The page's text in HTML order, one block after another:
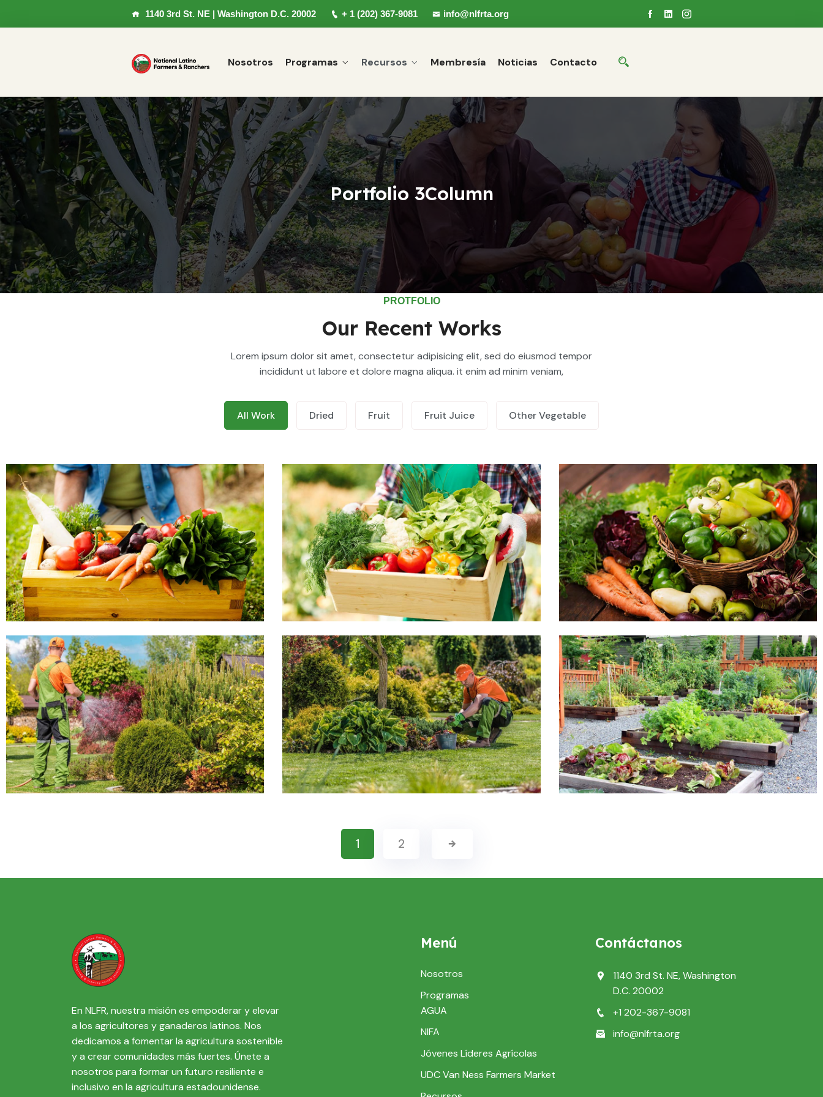
1140 3rd St. NE | Washington D.C. 20002 + 1 (202) 367-9081 info@nlfrta.org
Nosotros Programas Recursos Membresía Noticias Contacto
Portfolio 3Column
PROTFOLIO
Our Recent Works
Lorem ipsum dolor sit amet, consectetur adipisicing elit, sed do eiusmod tempor
incididunt ut labore et dolore magna aliqua. it enim ad minim veniam,
All Work Dried Fruit Fruit Juice Other Vegetable
Other Vegetable
Demo Media Title 4
Dried
Demo Media Title 5
Fruit
Demo Media Title 6
Dried
1 2
En NLFR, nuestra misión es empoderar y elevar
a los agricultores y ganaderos latinos. Nos
dedicamos a fomentar la agricultura sostenible
y a crear comunidades más fuertes. Únete a
nosotros para formar un futuro resiliente e
inclusivo en la agricultura estadounidense.
Menú
Nosotros
Programas
AGUA
NIFA
Jóvenes Líderes Agrícolas
UDC Van Ness Farmers Market
Contáctanos
1140 3rd St. NE, Washington
D.C. 20002
+1 202-367-9081
info@nlfrta.org